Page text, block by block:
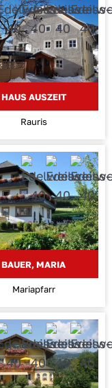
HAUS AUSZEIT
Rauris
BAUER, MARIA
Mariapfarr